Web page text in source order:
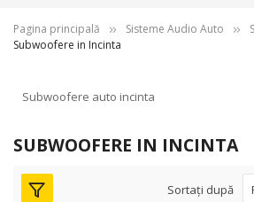
Pagina principală Sisteme Audio Auto
Subwoofere in Incinta
Subwoofere auto incinta
SUBWOOFERE IN INCINTA
Sortați după